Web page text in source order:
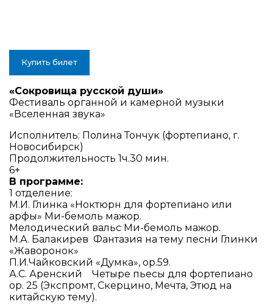
Купить билет
«Сокровища русской души»
Фестиваль органной и камерной музыки
«Вселенная звука»
Исполнитель: Полина Тончук (фортепиано, г.
Новосибирск)
Продолжительность 1ч.30 мин.
6+
В программе:
1 отделение:
М.И. Глинка «Ноктюрн для фортепиано или
арфы» Ми-бемоль мажор.
Мелодический вальс Ми-бемоль мажор.
М.А. Балакирев Фантазия на тему песни Глинки
«Жаворонок»
П.И.Чайковский «Думка», ор.59.
А.С. Аренский Четыре пьесы для фортепиано
ор. 25 (Экспромт, Скерцино, Мечта, Этюд на
китайскую тему).